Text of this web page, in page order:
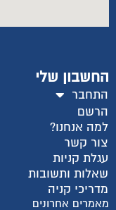
החשבון שלי
התחבר
הרשם
למה אנחנו?
צור קשר
עגלת קניות
שאלות ותשובות
מדריכי קניה
מאמרים אחרונים